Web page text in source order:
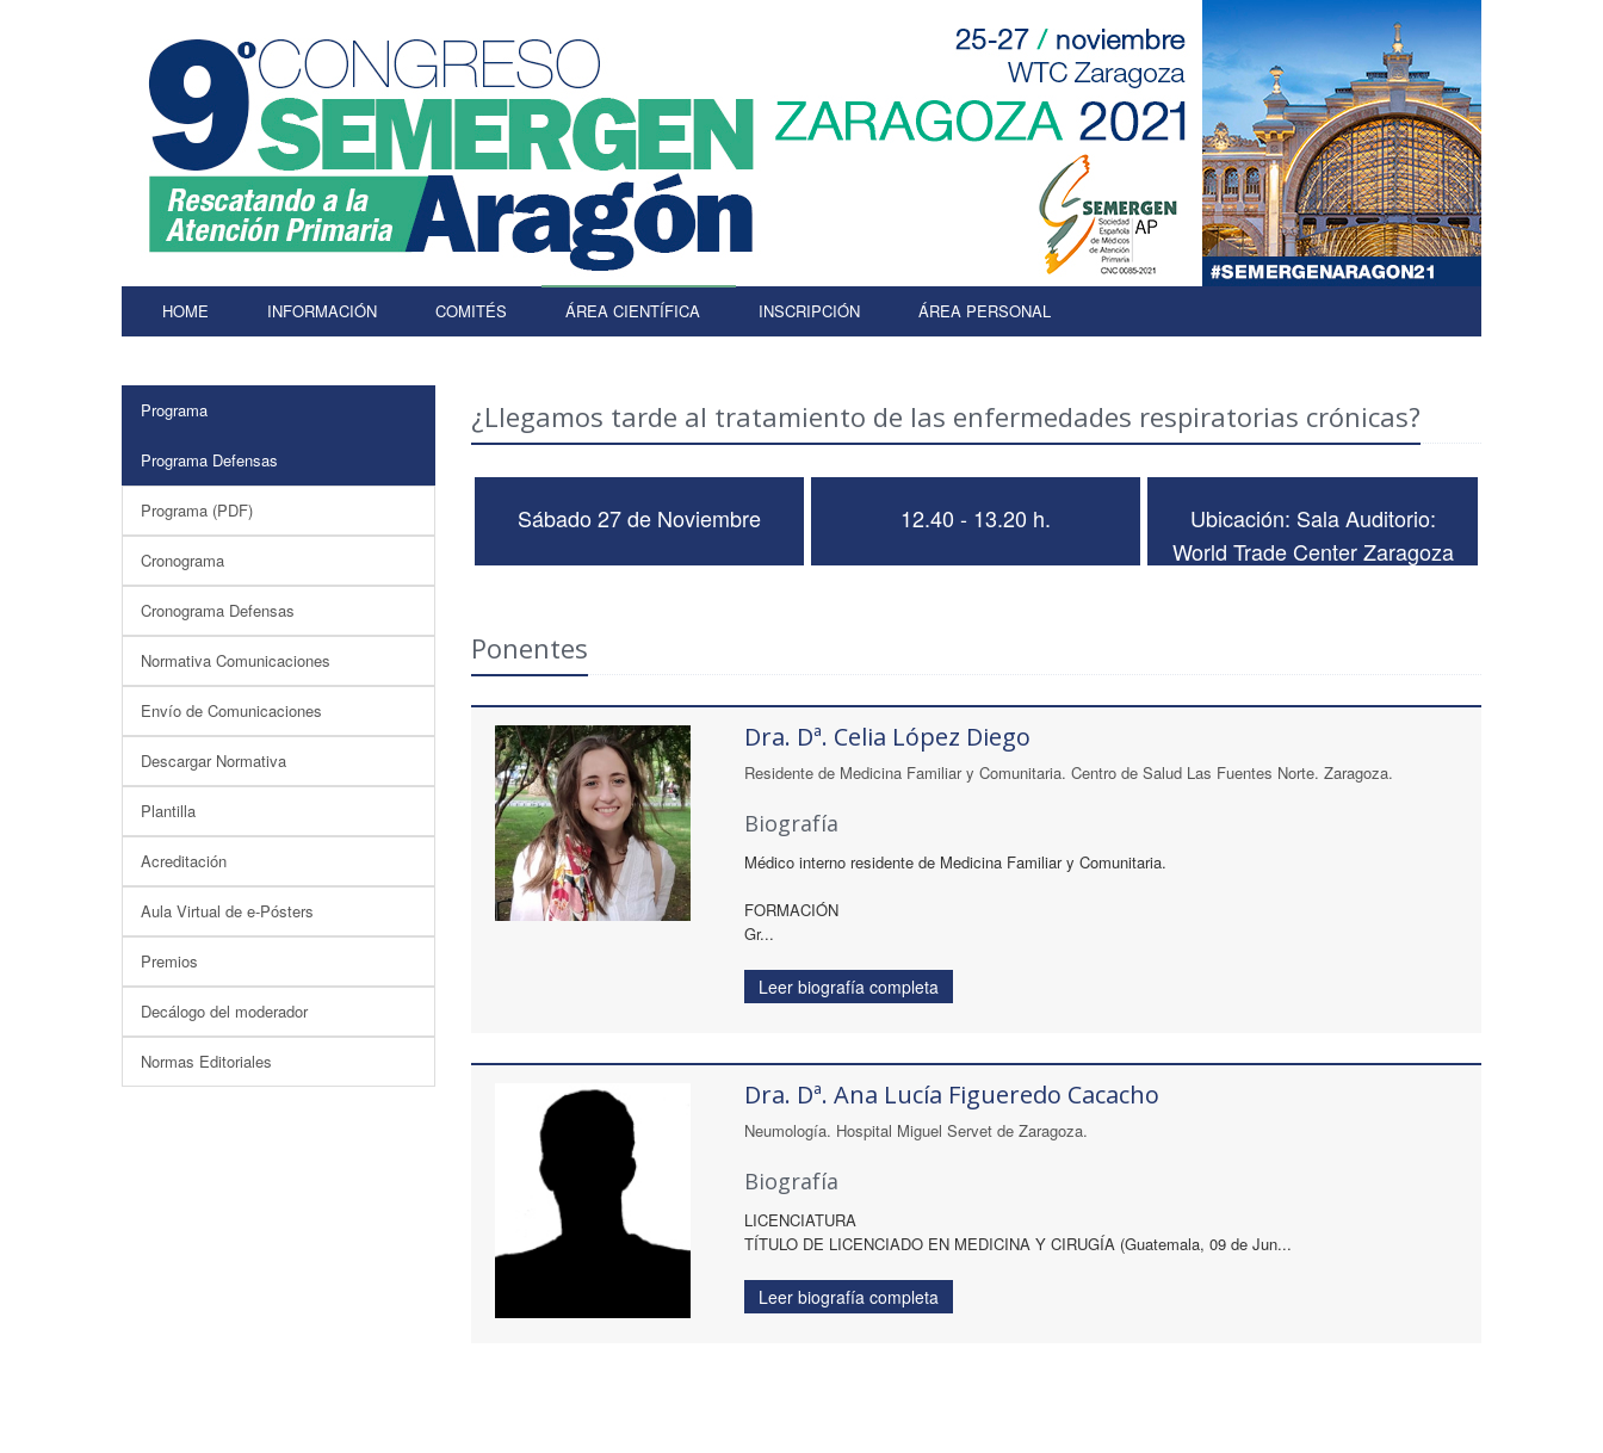
HOME INFORMACIÓN COMITÉS ÁREA CIENTÍFICA INSCRIPCIÓN ÁREA PERSONAL
Programa
Programa Defensas
Programa (PDF)
Cronograma
Cronograma Defensas
Normativa Comunicaciones
Envío de Comunicaciones
Descargar Normativa
Plantilla
Acreditación
Aula Virtual de e-Pósters
Premios
Decálogo del moderador
Normas Editoriales
¿Llegamos tarde al tratamiento de las enfermedades respiratorias crónicas?
Sábado 27 de Noviembre 12.40 - 13.20 h.
Ubicación: Sala Auditorio:
World Trade Center Zaragoza
Ponentes
Dra. Dª. Celia López Diego
Residente de Medicina Familiar y Comunitaria. Centro de Salud Las Fuentes Norte. Zaragoza.
Biografía
Médico interno residente de Medicina Familiar y Comunitaria.
FORMACIÓN
Gr...
Leer biografía completa
Dra. Dª. Ana Lucía Figueredo Cacacho
Neumología. Hospital Miguel Servet de Zaragoza.
Biografía
LICENCIATURA
TÍTULO DE LICENCIADO EN MEDICINA Y CIRUGÍA (Guatemala, 09 de Jun...
Leer biografía completa